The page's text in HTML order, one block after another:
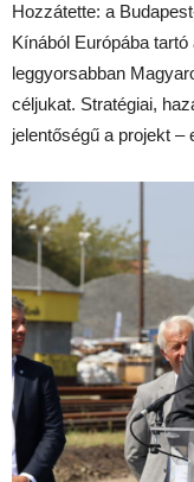
Hozzátette: a
Kínából Európába
leggyorsabban
céljukat. Stratégiai,
jelentőségű a projekt –